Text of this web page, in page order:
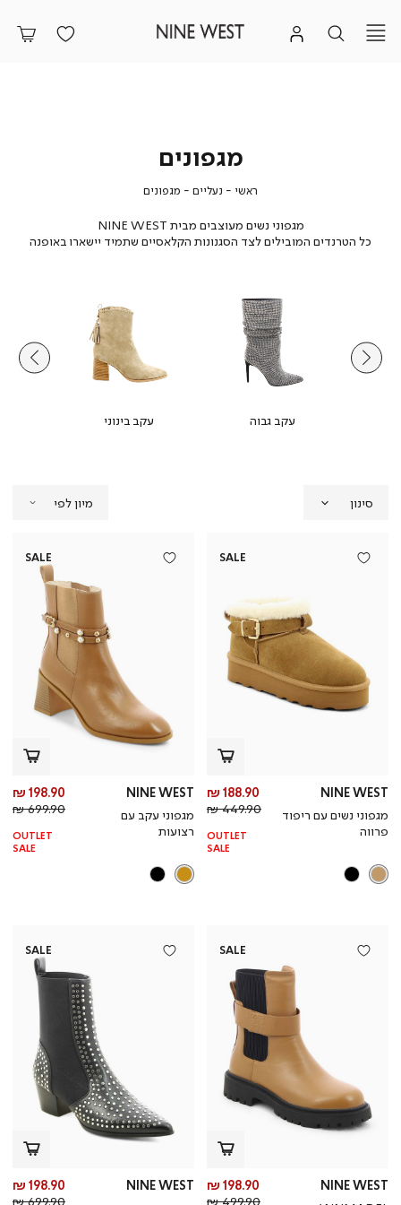
מגפונים
ראשי ראשינעליים נעליים
מגפוניםמגפונים
מגפוני נשים מעוצבים מבית NINE WEST
כל הטרנדים המובילים לצד הסגנונות הקלאסיים שתמיד יישארו באופנה
עקב גבוה עקב בינוני
סינון
SALE
NINE WEST
מגפוני נשים עם ריפוד
פרווה
מחיר
מוצר
188.90 ₪
מחיר
רגיל
449.90 ₪
OUTLET
SALE
SALE
NINE WEST
מגפוני עקב עם
רצועות
198.90 ₪
699.90 ₪
OUTLET
SALE
SALE
NINE WEST
מחיר
מוצר
198.90 ₪
מחיר
499.90 ₪
SALE
NINE WEST
198.90 ₪
699.90 ₪